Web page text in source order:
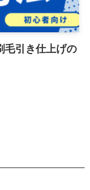
毛引き仕上げの